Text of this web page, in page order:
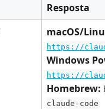
Resposta
macOS/
https://
Windows
https://
Homebrew:
claude-code